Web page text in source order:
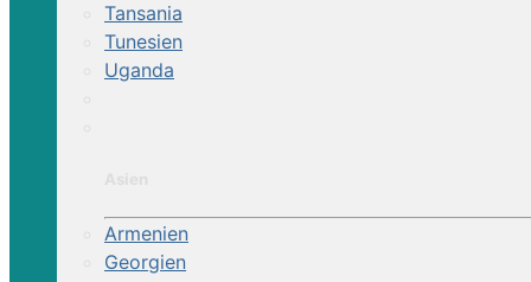
Tansania
Tunesien
Uganda
Armenien
Georgien
Reiten durch Pommerns weite